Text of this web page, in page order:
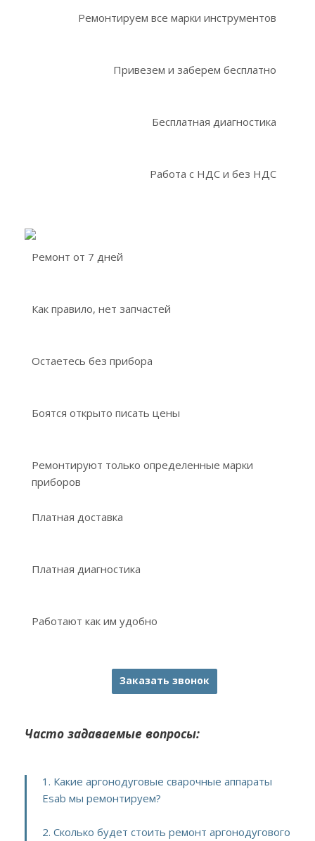
Ремонтируем все марки инструментов
Привезем и заберем бесплатно
Бесплатная диагностика
Работа с НДС и без НДС
Ремонт от 7 дней
Как правило, нет запчастей
Остаетесь без прибора
Боятся открыто писать цены
Ремонтируют только определенные марки
приборов
Платная доставка
Платная диагностика
Работают как им удобно
Заказать звонок
Часто задаваемые вопросы:
1. Какие аргонодуговые сварочные аппараты
Esab мы ремонтируем?
2. Сколько будет стоить ремонт аргонодугового